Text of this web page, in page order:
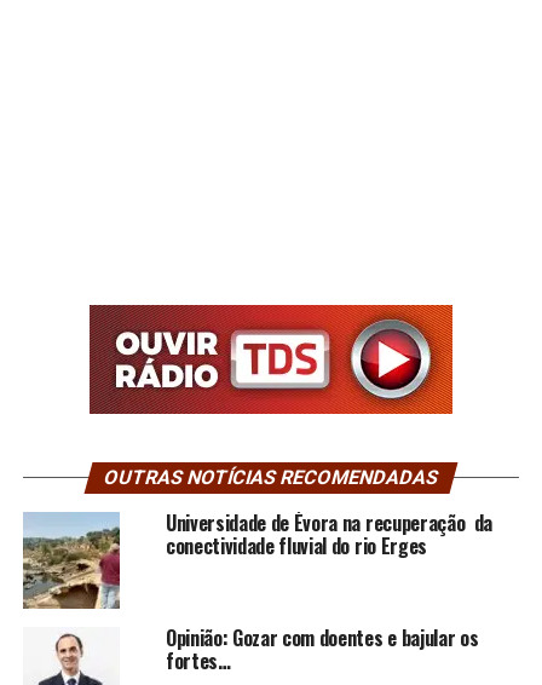
OUTRAS NOTÍCIAS RECOMENDADAS
Universidade de Évora na recuperação da
conectividade fluvial do rio Erges
Opinião: Gozar com doentes e bajular os
fortes…